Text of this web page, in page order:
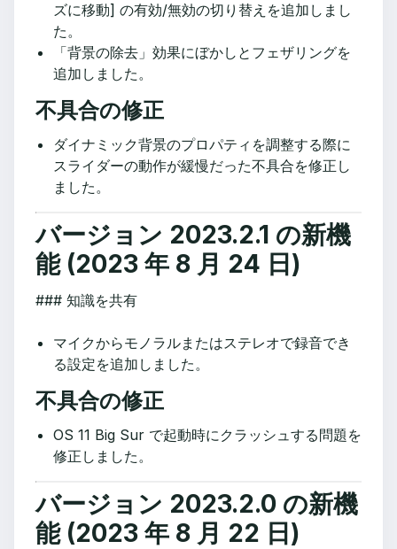
ズに移動] の有効/無効の切り替えを追加しまし
た。
「背景の除去」効果にぼかしとフェザリングを
追加しました。
不具合の修正
ダイナミック背景のプロパティを調整する際に
スライダーの動作が緩慢だった不具合を修正し
ました。
バージョン 2023.2.1 の新機
能 (2023 年 8 月 24 日)
‌### 知識を共有
マイクからモノラルまたはステレオで録音でき
る設定を追加しました。
不具合の修正
OS 11 Big Sur で起動時にクラッシュする問題を
修正しました。
バージョン 2023.2.0 の新機
能 (2023 年 8 月 22 日)